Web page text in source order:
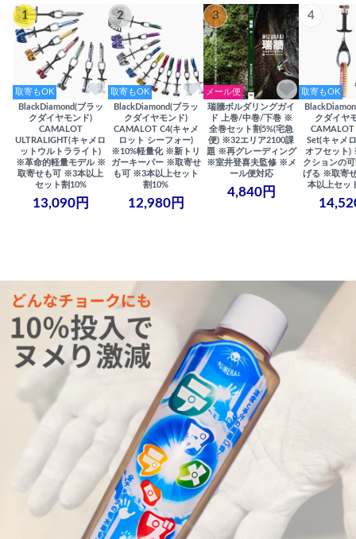
1
取寄もOK
BlackDiamond(ブラッ
クダイヤモンド)
CAMALOT
ULTRALIGHT(キャメロ
ットウルトラライト)
※革命的軽量モデル ※
取寄せも可 ※3本以上
セット割10%
13,090円
2
取寄もOK
BlackDiamond(ブラッ
クダイヤモンド)
CAMALOT C4(キャメ
ロット シーフォー)
※10%軽量化 ※新トリ
ガーキーパー ※取寄せ
も可 ※3本以上セット
割10%
12,980円
3
メール便
瑞牆ボルダリングガイ
ド 上巻/中巻/下巻 ※
全巻セット割5%(宅急
便) ※32エリア2100課
題 ※再グレーディング
※室井登喜夫監修 ※メ
ール便対応
4,840円
4
取寄もOK
クダイヤ
Set(キャメ
オフセット)
クションの
げる ※取寄
本以上セッ